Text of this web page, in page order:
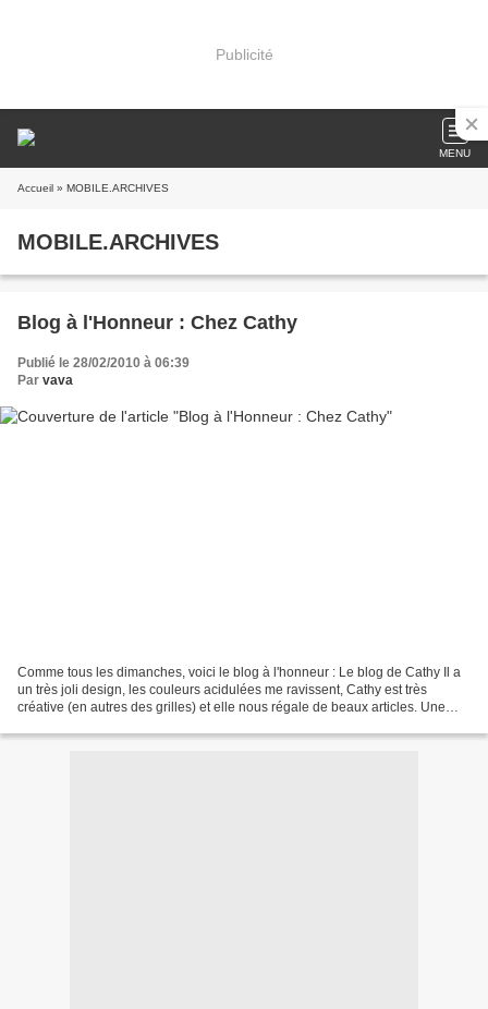
Publicité
MENU
Accueil » MOBILE.ARCHIVES
MOBILE.ARCHIVES
Blog à l'Honneur : Chez Cathy
Publié le 28/02/2010 à 06:39
Par vava
Comme tous les dimanches, voici le blog à l'honneur : Le blog de Cathy Il a
un très joli design, les couleurs acidulées me ravissent, Cathy est très
créative (en autres des grilles) et elle nous régale de beaux articles. Une